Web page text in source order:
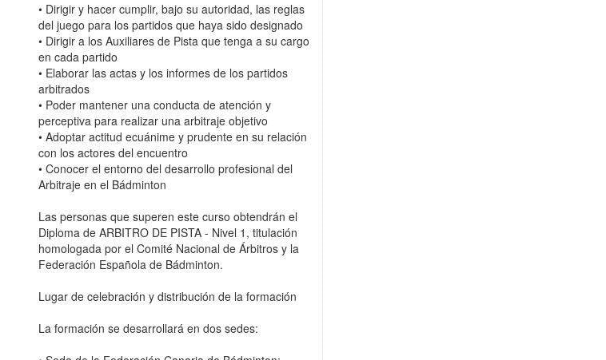
• Dirigir y hacer cumplir, bajo su autoridad, las reglas
del juego para los partidos que haya sido designado
• Dirigir a los Auxiliares de Pista que tenga a su cargo
en cada partido
• Elaborar las actas y los informes de los partidos
arbitrados
• Poder mantener una conducta de atención y
perceptiva para realizar una arbitraje objetivo
• Adoptar actitud ecuánime y prudente en su relación
con los actores del encuentro
• Conocer el entorno del desarrollo profesional del
Arbitraje en el Bádminton
Las personas que superen este curso obtendrán el
Diploma de ARBITRO DE PISTA - Nivel 1, titulación
homologada por el Comité Nacional de Árbitros y la
Federación Española de Bádminton.
Lugar de celebración y distribución de la formación
La formación se desarrollará en dos sedes: